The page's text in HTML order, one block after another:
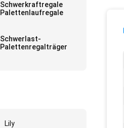
Schwerkraftregale
Palettenlaufregale
Schwerlast-
Palettenregalträger
Lily